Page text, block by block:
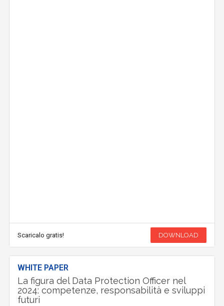
Scaricalo gratis! DOWNLOAD
WHITE PAPER
La figura del Data Protection Officer nel
2024: competenze, responsabilità e sviluppi
futuri